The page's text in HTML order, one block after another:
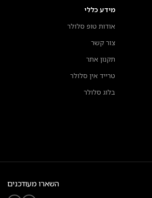
מידע כללי
אודות טופ סלולר
צור קשר
תקנון אתר
טרייד אין סלולר
בלוג סלולר
השארו מעודכנים